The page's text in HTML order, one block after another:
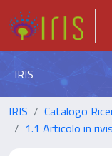
IRIS
IRIS Catalogo
1.1 Articolo in